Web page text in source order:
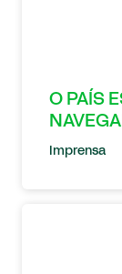
O PAÍS
Imprensa